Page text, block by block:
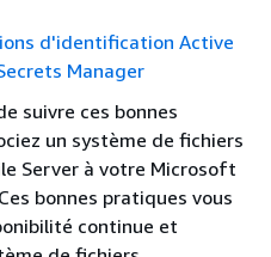
d'identification Active
Manager
suivre ces bonnes
un système de fichiers
Server à votre Microsoft
bonnes pratiques vous
continue et